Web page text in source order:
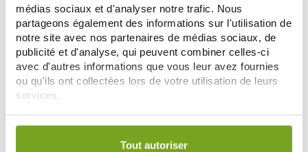
médias sociaux et d'analyser notre trafic. Nous
partageons également des informations sur l'utilisation de
notre site avec nos partenaires de médias sociaux, de
publicité et d'analyse, qui peuvent combiner celles-ci
avec d'autres informations que vous leur avez fournies
ou qu'ils ont collectées lors de votre utilisation de leurs
services.
Votre choix de consentement est conservé pendant une
Tout autoriser
DESCUBRE LA PARAFARMACIA
UNE VRAIE PARAPHARMACIE